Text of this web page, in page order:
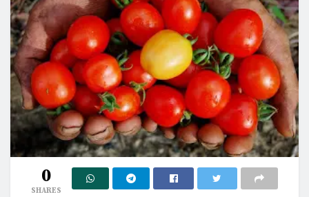
0
SHARES